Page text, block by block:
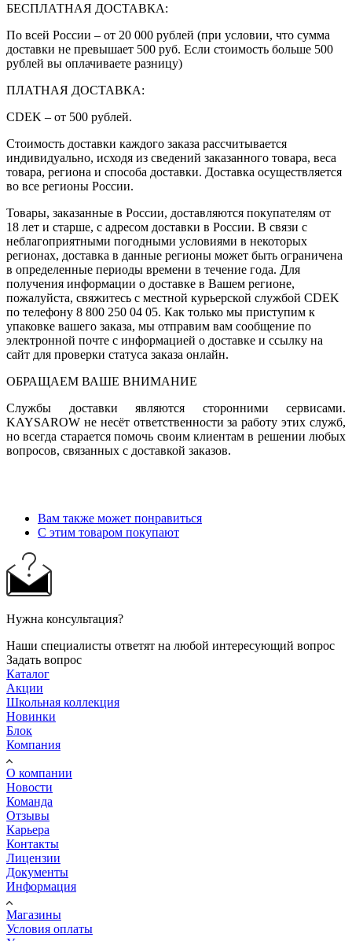
БЕСПЛАТНАЯ ДОСТАВКА:
По всей России – от 20 000 рублей (при условии, что сумма
доставки не превышает 500 руб. Если стоимость больше 500
рублей вы оплачиваете разницу)
ПЛАТНАЯ ДОСТАВКА:
CDEK – от 500 рублей.
Стоимость доставки каждого заказа рассчитывается
индивидуально, исходя из сведений заказанного товара, веса
товара, региона и способа доставки. Доставка осуществляется
во все регионы России.
Товары, заказанные в России, доставляются покупателям от
18 лет и старше, с адресом доставки в России. В связи с
неблагоприятными погодными условиями в некоторых
регионах, доставка в данные регионы может быть ограничена
в определенные периоды времени в течение года. Для
получения информации о доставке в Вашем регионе,
пожалуйста, свяжитесь с местной курьерской службой CDEK
по телефону 8 800 250 04 05. Как только мы приступим к
упаковке вашего заказа, мы отправим вам сообщение по
электронной почте с информацией о доставке и ссылку на
сайт для проверки статуса заказа онлайн.
ОБРАЩАЕМ ВАШЕ ВНИМАНИЕ
Службы доставки являются сторонними сервисами.
KAYSAROW не несёт ответственности за работу этих служб,
но всегда старается помочь своим клиентам в решении любых
вопросов, связанных с доставкой заказов.
Вам также может понравиться
С этим товаром покупают
Нужна консультация?
Наши специалисты ответят на любой интересующий вопрос
Задать вопрос
Каталог
Акции
Школьная коллекция
Новинки
Блок
Компания
О компании
Новости
Команда
Отзывы
Карьера
Контакты
Лицензии
Документы
Информация
Магазины
Условия оплаты